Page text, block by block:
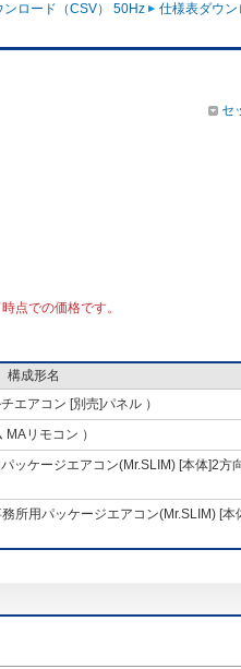
ンロード（CSV） 50Hz 仕様表ダウ
セ
点での価格です。
構成形名
エアコン [別売]パネル ）
リモコン ）
ッケージエアコン(Mr.SLIM) [本体]2方
務所用パッケージエアコン(Mr.SLIM) [本